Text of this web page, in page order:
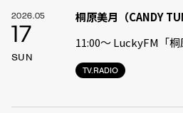
2026.05
17
SUN
TV.RADIO
桐原美月（CANDY
11:00〜 LuckyFM「桐